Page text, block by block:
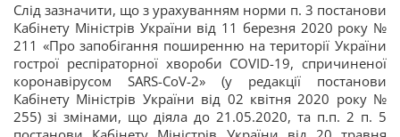
Слід зазначити, що з урахуванням норми п. 3 постанови
Кабінету Міністрів України від 11 березня 2020 року №
211 «Про запобігання поширенню на території України
гострої респіраторної хвороби COVID-19, спричиненої
коронавірусом SARS-CoV-2» (у редакції постанови
Кабінету Міністрів України від 02 квітня 2020 року №
255) зі змінами, що діяла до 21.05.2020, та п.п. 2 п. 5